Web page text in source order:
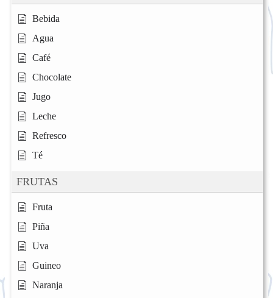
Bebida
Agua
Café
Chocolate
Jugo
Leche
Refresco
Té
FRUTAS
Fruta
Piña
Uva
Guineo
Naranja